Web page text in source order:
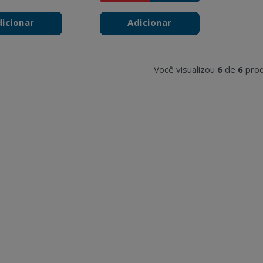
Adicionar
Você visualizou 6 de 6